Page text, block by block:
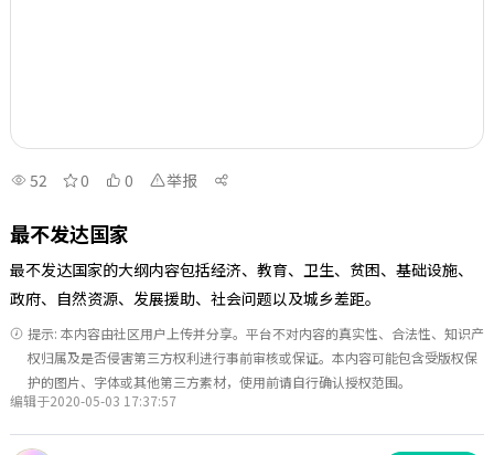
52 0 0 举报
最不发达国家
最不发达国家的大纲内容包括经济、教育、卫生、贫困、基础设施、
政府、自然资源、发展援助、社会问题以及城乡差距。
提示: 本内容由社区用户上传并分享。平台不对内容的真实性、合法性、知识产
权归属及是否侵害第三方权利进行事前审核或保证。本内容可能包含受版权保
护的图片、字体或其他第三方素材，使用前请自行确认授权范围。
编辑于2020-05-03 17:37:57